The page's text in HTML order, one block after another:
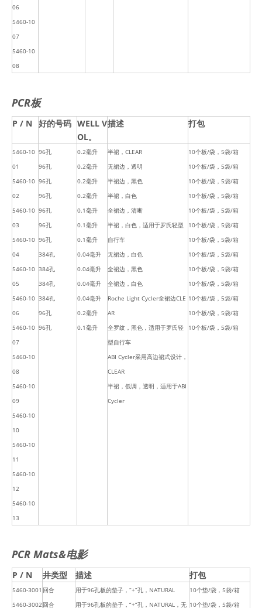
06
5460-10
07
5460-10
08
PCR板
P / N 好的号码 WELL V
OL。
描述 打包
5460-10
01
5460-10
02
5460-10
03
5460-10
04
5460-10
05
5460-10
06
5460-10
07
5460-10
08
5460-10
09
5460-10
10
5460-10
11
5460-10
12
5460-10
13
96孔
96孔
96孔
96孔
96孔
96孔
96孔
384孔
384孔
384孔
384孔
96孔
96孔
0.2毫升
0.2毫升
0.2毫升
0.2毫升
0.1毫升
0.1毫升
0.1毫升
0.04毫升
0.04毫升
0.04毫升
0.04毫升
0.2毫升
0.1毫升
半裙，CLEAR
无裙边，透明
半裙边，黑色
半裙，白色
全裙边，清晰
半裙，白色，适用于罗氏轻型
自行车
无裙边，白色
全裙边，黑色
全裙边，白色
Roche Light Cycler全裙边CLE
AR
全罗纹，黑色，适用于罗氏轻
型自行车
ABI Cycler采用高边裙式设计，
CLEAR
半裙，低调，透明，适用于ABI
Cycler
10个板/袋，5袋/箱
10个板/袋，5袋/箱
10个板/袋，5袋/箱
10个板/袋，5袋/箱
10个板/袋，5袋/箱
10个板/袋，5袋/箱
10个板/袋，5袋/箱
10个板/袋，5袋/箱
10个板/袋，5袋/箱
10个板/袋，5袋/箱
10个板/袋，5袋/箱
10个板/袋，5袋/箱
10个板/袋，5袋/箱
PCR Mats&电影
P / N 井类型 描述 打包
5460-3001
5460-3002
回合
回合
用于96孔板的垫子，“+”孔，NATURAL
用于96孔板的垫子，“+”孔，NATURAL，无
10个垫/袋，5袋/箱
10个垫/袋，5袋/箱